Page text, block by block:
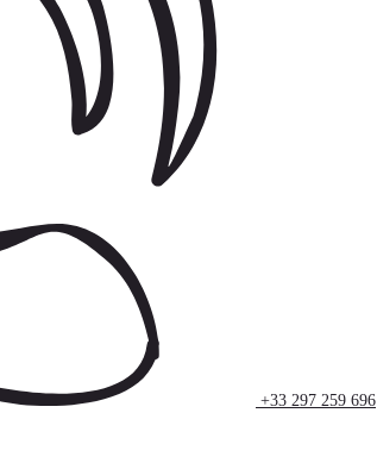
+33 297 259 696